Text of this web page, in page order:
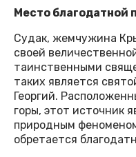
Место благодатной
Судак, жемчужина
своей
таинственными
таких является
Георгий.
горы, этот источник
природным
обретается